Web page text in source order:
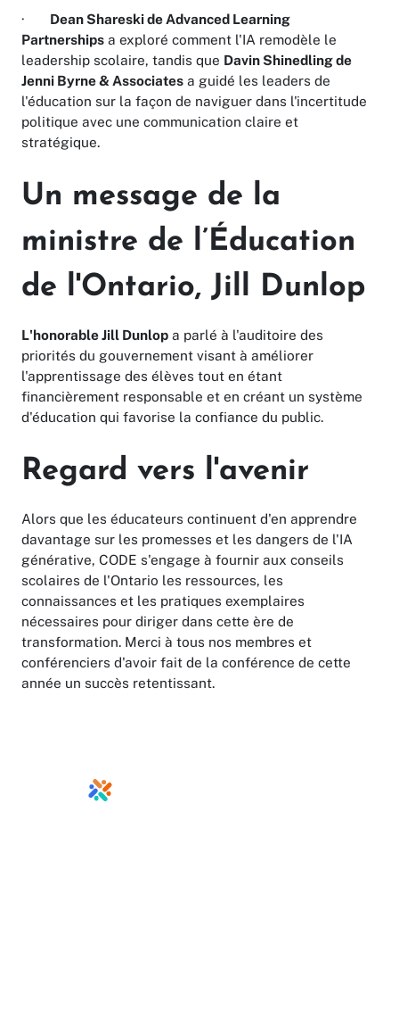
· Dean Shareski de Advanced Learning
Partnerships a exploré comment l'IA remodèle le
leadership scolaire, tandis que Davin Shinedling de
Jenni Byrne & Associates a guidé les leaders de
l'éducation sur la façon de naviguer dans l'incertitude
politique avec une communication claire et
stratégique.
Un message de la
ministre de l’Éducation
de l'Ontario, Jill Dunlop
L'honorable Jill Dunlop a parlé à l'auditoire des
priorités du gouvernement visant à améliorer
l'apprentissage des élèves tout en étant
financièrement responsable et en créant un système
d'éducation qui favorise la confiance du public.
Regard vers l'avenir
Alors que les éducateurs continuent d'en apprendre
davantage sur les promesses et les dangers de l'IA
générative, CODE s'engage à fournir aux conseils
scolaires de l'Ontario les ressources, les
connaissances et les pratiques exemplaires
nécessaires pour diriger dans cette ère de
transformation. Merci à tous nos membres et
conférenciers d'avoir fait de la conférence de cette
année un succès retentissant.